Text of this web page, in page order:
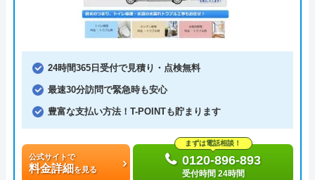
24時間365日受付で見積り・点検無料
最速30分訪問で緊急時も安心
豊富な支払い方法！T-POINTも貯まります
公式サイトで
料金詳細を見る
まずは電話相談！
0120-896-893
受付時間 24時間